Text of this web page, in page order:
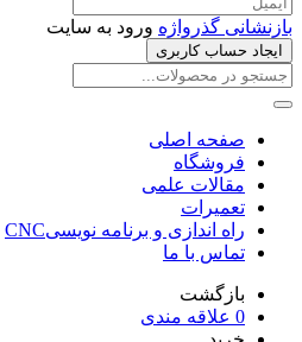
بازنشانی گذرواژه ورود به سایت
ایجاد حساب کاربری
صفحه اصلی
فروشگاه
مقالات علمی
تعمیرات
راه اندازی و برنامه نویسیCNC
تماس با ما
بازگشت
0 علاقه مندی